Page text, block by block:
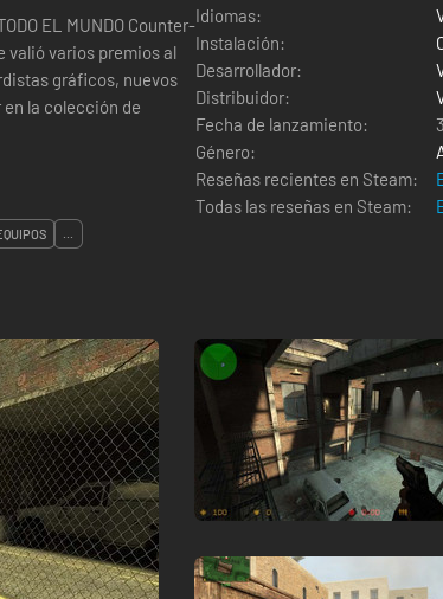
MUNDO Counter-
valió varios premios al
gráficos, nuevos
la colección de
Idiomas:
Instalación:
Desarrollador:
Distribuidor:
Fecha de lanzamiento:
Género:
Reseñas recientes en Steam:
Todas las reseñas en Steam:
...